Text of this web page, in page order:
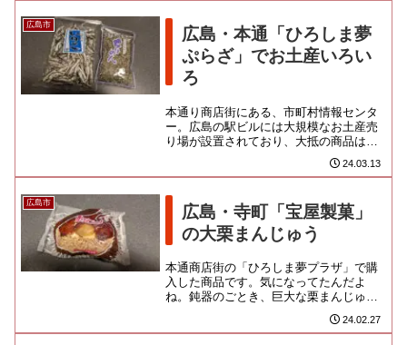
広島市
広島・本通「ひろしま夢
ぷらざ」でお土産いろい
ろ
本通り商店街にある、市町村情報センタ
ー。広島の駅ビルには大規模なお土産売
り場が設置されており、大抵の商品はそ
こで揃います。でも、せっかくなので、
もう一歩ローカルに踏み込んだ... 24.03.13
広島市
広島・寺町「宝屋製菓」
の大栗まんじゅう
本通商店街の「ひろしま夢プラザ」で購
入した商品です。気になってたんだよ
ね。鈍器のごとき、巨大な栗まんじゅう
が売られてるからさ。 なんと、１個２
３０ｇもあるらしく、一般的なお...24.02.27